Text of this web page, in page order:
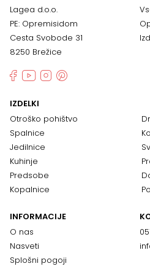
Lagea d.o.o.
PE: Opremisidom
Cesta Svobode 31
8250 Brežice
IZDELKI
Otroško pohištvo
Spalnice
Jedilnice
Kuhinje
Predsobe
Kopalnice
INFORMACIJE
O nas
Nasveti
Splošni pogoji